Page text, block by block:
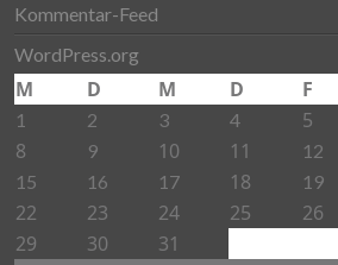
Kommentar-Feed
WordPress.org
M D M D F
1 2 3 4 5
8
9 10 11 12
15 16 17 18 19
22
23 24 25 26
29
30 31